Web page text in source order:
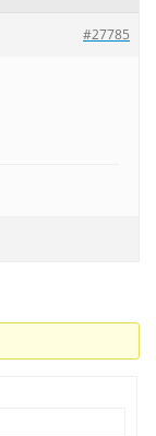
#27785